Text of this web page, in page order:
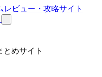
とめサイト